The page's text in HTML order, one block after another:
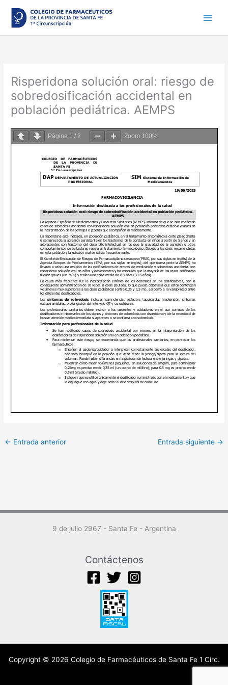
contenido
Risperidona solución oral: riesgo de
sobredosificación accidental en
población pediátrica. AEMPS
Página 1 /2 Zoom 100%
← Entrada anterior Entrada siguiente →
9 de julio 2967 - Santa Fe - Argentina
Contáctenos
Copyright © 2026 Colegio de Farmacéuticos de Santa Fe 1 Circ.